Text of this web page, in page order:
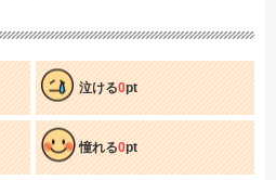
泣ける0pt
憧れる0pt